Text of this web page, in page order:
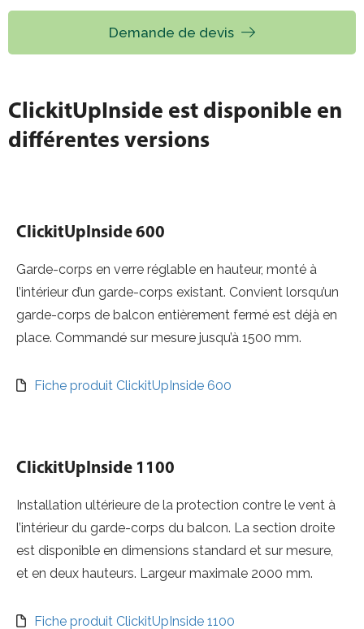
Demande de devis
ClickitUpInside est disponible en
différentes versions
ClickitUpInside 600
Garde-corps en verre réglable en hauteur, monté à
l’intérieur d’un garde-corps existant. Convient lorsqu’un
garde-corps de balcon entièrement fermé est déjà en
place. Commandé sur mesure jusqu’à 1500 mm.
Fiche produit ClickitUpInside 600
ClickitUpInside 1100
Installation ultérieure de la protection contre le vent à
l’intérieur du garde-corps du balcon. La section droite
est disponible en dimensions standard et sur mesure,
et en deux hauteurs. Largeur maximale 2000 mm.
Fiche produit ClickitUpInside 1100